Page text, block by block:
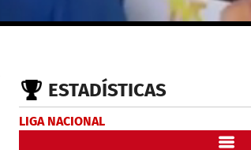
ESTADÍSTICAS
LIGA NACIONAL